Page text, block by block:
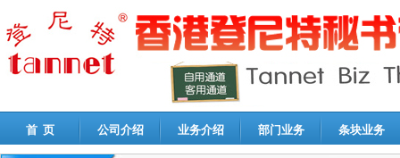
首 页 公司介绍 业务介绍 部门业务 条块业务